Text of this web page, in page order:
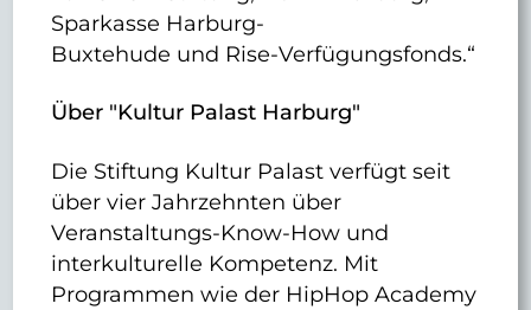
Sparkasse Harburg-
Buxtehude und Rise-Verfügungsfonds.“
Über "Kultur Palast Harburg"
Die Stiftung Kultur Palast verfügt seit
über vier Jahrzehnten über
Veranstaltungs-Know-How und
interkulturelle Kompetenz. Mit
Programmen wie der HipHop Academy